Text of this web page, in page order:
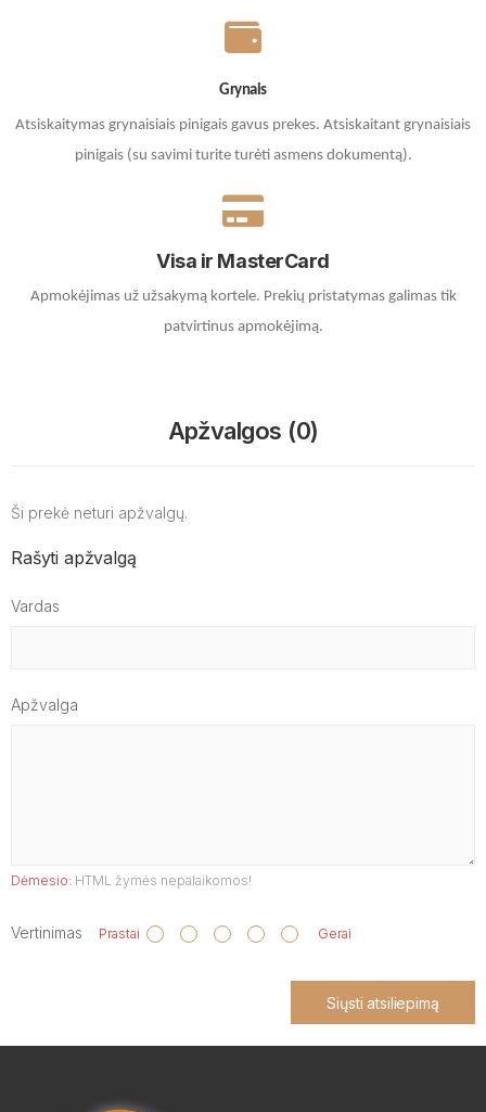
Grynais
Atsiskaitymas grynaisiais pinigais gavus prekes. Atsiskaitant grynaisiais
pinigais (su savimi turite turėti asmens dokumentą).
Visa ir MasterCard
Apmokėjimas už užsakymą kortele. Prekių pristatymas galimas tik
patvirtinus apmokėjimą.
Apžvalgos (0)
Ši prekė neturi apžvalgų.
Rašyti apžvalgą
Vardas
Apžvalga
Dėmesio: HTML žymės nepalaikomos!
Vertinimas Prastai Gerai
Siųsti atsiliepimą